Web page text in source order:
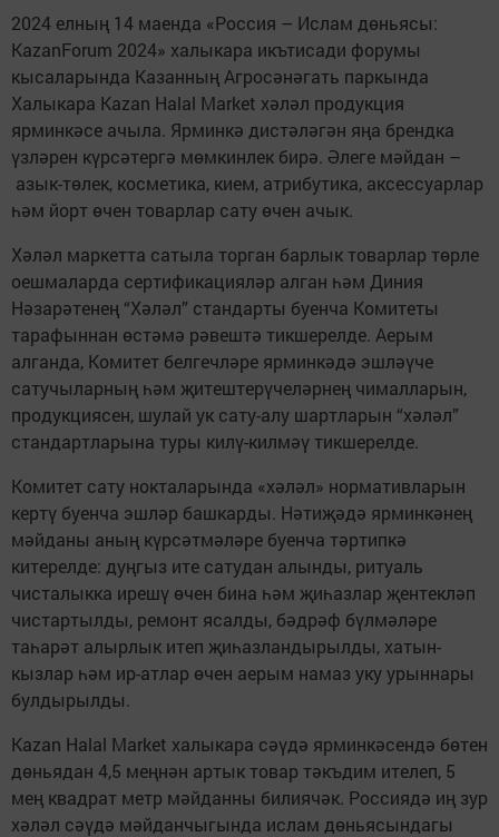
2024 елның 14 маенда «Россия – Ислам дөньясы:
KazanForum 2024» халыкара икътисади форумы
кысаларында Казанның Агросәнәгать паркында
Халыкара Kazan Halal Market хәләл продукция
ярминкәсе ачыла. Ярминкә дистәләгән яңа брендка
үзләрен күрсәтергә мөмкинлек бирә. Әлеге мәйдан –
азык-төлек, косметика, кием, атрибутика, аксессуарлар
һәм йорт өчен товарлар сату өчен ачык.
Хәләл маркетта сатыла торган барлык товарлар төрле
оешмаларда сертификацияләр алган һәм Диния
Нәзарәтенең “Хәләл” стандарты буенча Комитеты
тарафыннан өстәмә рәвештә тикшерелде. Аерым
алганда, Комитет белгечләре ярминкәдә эшләүче
сатучыларның һәм җитештерүчеләрнең чималларын,
продукциясен, шулай ук сату-алу шартларын “хәләл”
стандартларына туры килү-килмәү тикшерелде.
Комитет сату нокталарында «хәләл» нормативларын
кертү буенча эшләр башкарды. Нәтиҗәдә ярминкәнең
мәйданы аның күрсәтмәләре буенча тәртипкә
китерелде: дуңгыз ите сатудан алынды, ритуаль
чисталыкка ирешү өчен бина һәм җиһазлар җентекләп
чистартылды, ремонт ясалды, бәдрәф бүлмәләре
таһарәт алырлык итеп җиһазландырылды, хатын-
кызлар һәм ир-атлар өчен аерым намаз уку урыннары
булдырылды.
Kazan Halal Market халыкара сәүдә ярминкәсендә бөтен
дөньядан 4,5 меңнән артык товар тәкъдим ителеп, 5
мең квадрат метр мәйданны билиячәк. Россиядә иң зур
хәләл сәүдә мәйданчыгында ислам дөньясындагы